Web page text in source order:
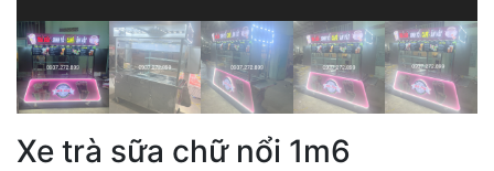
Xe trà sữa chữ nổi 1m6